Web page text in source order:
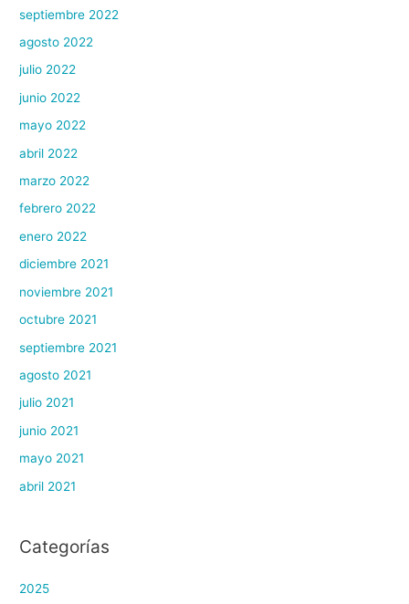
septiembre 2022
agosto 2022
julio 2022
junio 2022
mayo 2022
abril 2022
marzo 2022
febrero 2022
enero 2022
diciembre 2021
noviembre 2021
octubre 2021
septiembre 2021
agosto 2021
julio 2021
junio 2021
mayo 2021
abril 2021
Categorías
2025